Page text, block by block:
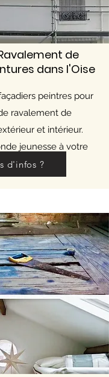
de
dans l'Oise
peintres pour
ravalement de
et intérieur.
jeunesse à votre
d'infos ?